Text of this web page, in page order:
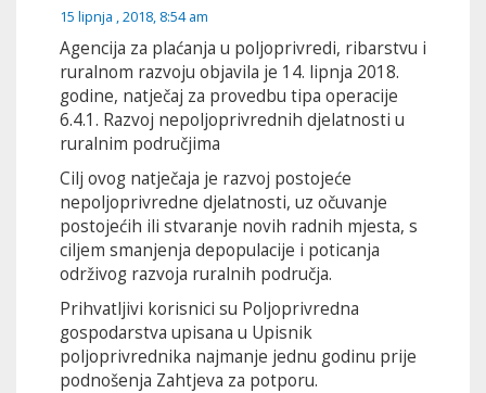
15 lipnja , 2018, 8:54 am
Agencija za plaćanja u poljoprivredi, ribarstvu i
ruralnom razvoju objavila je 14. lipnja 2018.
godine, natječaj za provedbu tipa operacije
6.4.1. Razvoj nepoljoprivrednih djelatnosti u
ruralnim područjima
Cilj ovog natječaja je razvoj postojeće
nepoljoprivredne djelatnosti, uz očuvanje
postojećih ili stvaranje novih radnih mjesta, s
ciljem smanjenja depopulacije i poticanja
održivog razvoja ruralnih područja.
Prihvatljivi korisnici su Poljoprivredna
gospodarstva upisana u Upisnik
poljoprivrednika najmanje jednu godinu prije
podnošenja Zahtjeva za potporu.